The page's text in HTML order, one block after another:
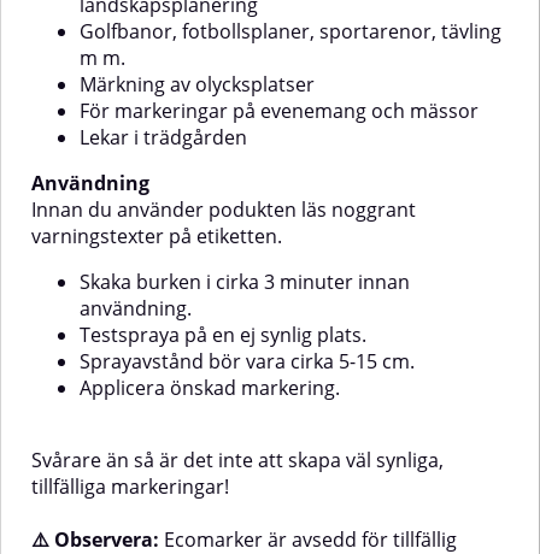
önskad markering.Svårare än så
är det inte att skapa väl synliga,
tillfälliga markeringar!⚠️
Observera: Ecomarker är avsedd
för tillfällig märkning av
obehandlade ytor som asfalt,
betong, grus och gräs. Produkten
lackerade eller behandlade ytor.
vara cirka 5-15 cm.Applicera
önskad markering.Svårare än så
tillfälliga markeringar!
⚠️ Observera: Ecomarker är
bör inte användas på målade,
lackerade eller behandlade ytor.
Golfbanor, fotbollsplaner, sportarenor, tävling
m m.
Märkning av olycksplatser
För markeringar på evenemang och mässor
Lekar i trädgården
Användning
Innan du använder podukten läs noggrant
varningstexter på etiketten.
Skaka burken i cirka 3 minuter innan
användning.
Testspraya på en ej synlig plats.
Sprayavstånd bör vara cirka 5-15 cm.
Applicera önskad markering.
Svårare än så är det inte att skapa väl synliga,
tillfälliga markeringar!
⚠️ Observera: Ecomarker är avsedd för tillfällig